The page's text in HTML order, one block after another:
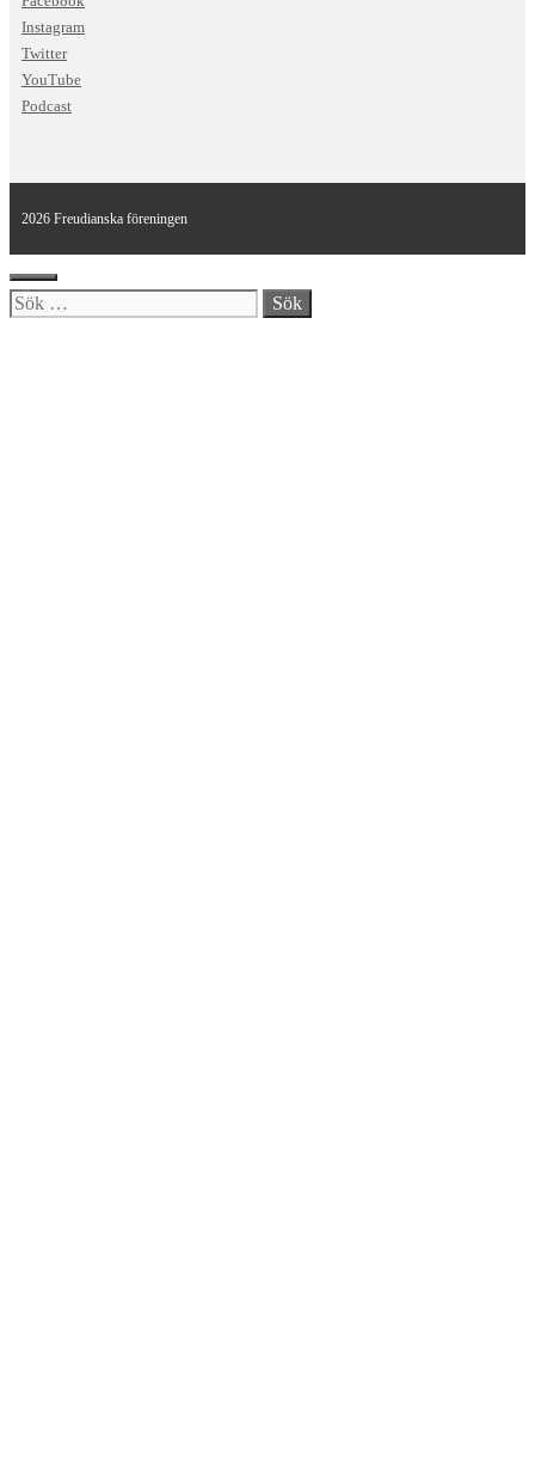
Instagram
Twitter
YouTube
Podcast
2026 Freudianska föreningen
Stäng
Sök